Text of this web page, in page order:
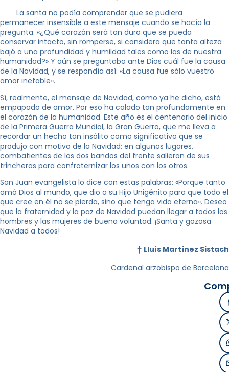
La santa no podía comprender que se pudiera
permanecer insensible a este mensaje cuando se hacía la
pregunta: «¿Qué corazón será tan duro que se pueda
conservar intacto, sin romperse, si considera que tanta alteza
bajó a una profundidad y humildad tales como las de nuestra
humanidad?» Y aún se preguntaba ante Dios cuál fue la causa
de la Navidad, y se respondía así: «La causa fue sólo vuestro
amor inefable».
Sí, realmente, el mensaje de Navidad, como ya he dicho, está
empapado de amor. Por eso ha calado tan profundamente en
el corazón de la humanidad. Este año es el centenario del inicio
de la Primera Guerra Mundial, la Gran Guerra, que me lleva a
recordar un hecho tan insólito como significativo que se
produjo con motivo de la Navidad: en algunos lugares,
combatientes de los dos bandos del frente salieron de sus
trincheras para confraternizar los unos con los otros.
San Juan evangelista lo dice con estas palabras: «Porque tanto
amó Dios al mundo, que dio a su Hijo Unigénito para que todo el
que cree en él no se pierda, sino que tenga vida eterna». Deseo
que la fraternidad y la paz de Navidad puedan llegar a todos los
hombres y las mujeres de buena voluntad. ¡Santa y gozosa
Navidad a todos!
† Lluís Martínez Sistach
Cardenal arzobispo de Barcelona